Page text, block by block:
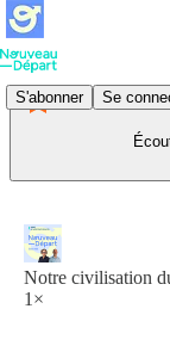
S'abonner Se
Notre civilisation
1×